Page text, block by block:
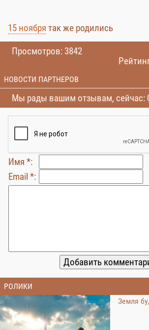
15 ноября так же родились
Просмотров: 3842
НОВОСТИ ПАРТНЕРОВ
Мы рады вашим отзывам, сейчас:
Имя *:
Email *:
РОЛИКИ
Земля